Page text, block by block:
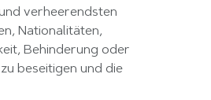
verheerendsten
Nationalitäten,
Behinderung oder
beseitigen und die